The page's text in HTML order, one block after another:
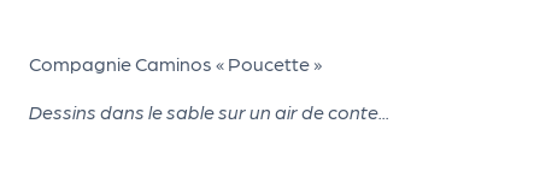
Compagnie Caminos « Poucette »
Dessins dans le sable sur un air de conte...
se
ce